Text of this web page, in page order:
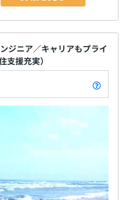
ジニア／キャリアもプライ
支援充実）